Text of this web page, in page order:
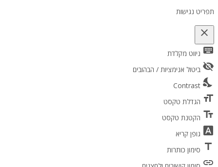
תפריט נגישות
close
פתיחה וסגירה של תפריט הנגישותkeyboard ניווט מקלדת
visibility_off ביטול אנימציות / הבהובים
nights_stay
Contrast
format_size הגדלת טקסט
text_fields הקטנת טקסט
font_download גופן קריא
title סימון כותרות
link